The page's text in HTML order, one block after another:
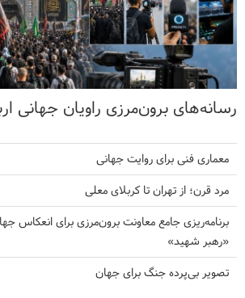
رسانه‌های برون‌مرزی راویان جهانی
معماری فنی برای روایت جهانی
مرد قرن؛ از تهران تا کربلای معلی
برنامه‌ریزی جامع معاونت برون‌مرزی برای انعکاس
«رهبر شهید»
تصویر بی‌پرده جنگ برای جهان